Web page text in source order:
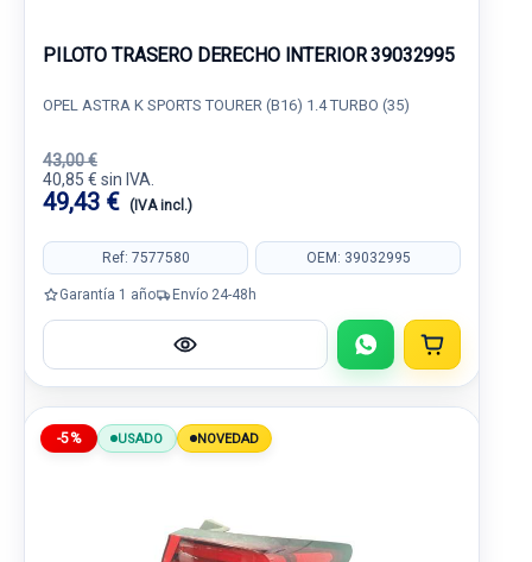
PILOTO TRASERO DERECHO INTERIOR 39032995
OPEL ASTRA K SPORTS TOURER (B16) 1.4 TURBO (35)
43,00 €
40,85 € sin IVA.
49,43 € (IVA incl.)
Ref: 7577580 OEM: 39032995
Garantía 1 año Envío 24-48h
-5% USADO NOVEDAD